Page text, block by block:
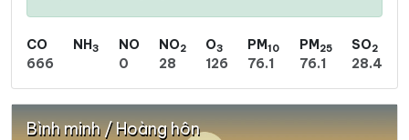
CO
666
NH3
NO
0
NO2
28
O3
126
PM10
76.1
PM25
76.1
SO2
28.4
Bình minh / Hoàng hôn